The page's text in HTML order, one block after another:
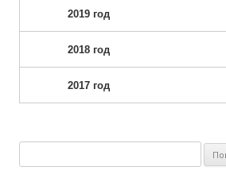
2019 год
2018 год
2017 год